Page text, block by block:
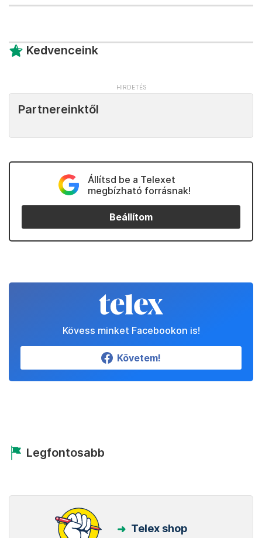
Kedvenceink
Partnereinktől
Állítsd be a Telexet
megbízható forrásnak!
Beállítom
Kövess minket Facebookon is!
Követem!
Legfontosabb
Telex shop